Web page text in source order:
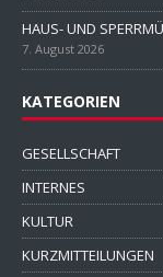
HAUS- UND
7. August 2026
KATEGORIEN
GESELLSCHAFT
INTERNES
KULTUR
KURZMITTEILUNGEN